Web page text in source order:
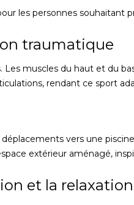
les personnes souhaitant
traumatique
muscles du haut et du
rendant ce sport
vers une
extérieur aménagé,
et la relaxation